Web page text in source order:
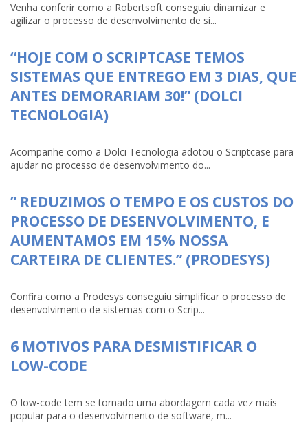
Venha conferir como a Robertsoft conseguiu dinamizar e
agilizar o processo de desenvolvimento de si...
“HOJE COM O SCRIPTCASE TEMOS
SISTEMAS QUE ENTREGO EM 3 DIAS, QUE
ANTES DEMORARIAM 30!” (DOLCI
TECNOLOGIA)
Acompanhe como a Dolci Tecnologia adotou o Scriptcase para
ajudar no processo de desenvolvimento do...
” REDUZIMOS O TEMPO E OS CUSTOS DO
PROCESSO DE DESENVOLVIMENTO, E
AUMENTAMOS EM 15% NOSSA
CARTEIRA DE CLIENTES.” (PRODESYS)
Confira como a Prodesys conseguiu simplificar o processo de
desenvolvimento de sistemas com o Scrip...
6 MOTIVOS PARA DESMISTIFICAR O
LOW-CODE
O low-code tem se tornado uma abordagem cada vez mais
popular para o desenvolvimento de software, m...